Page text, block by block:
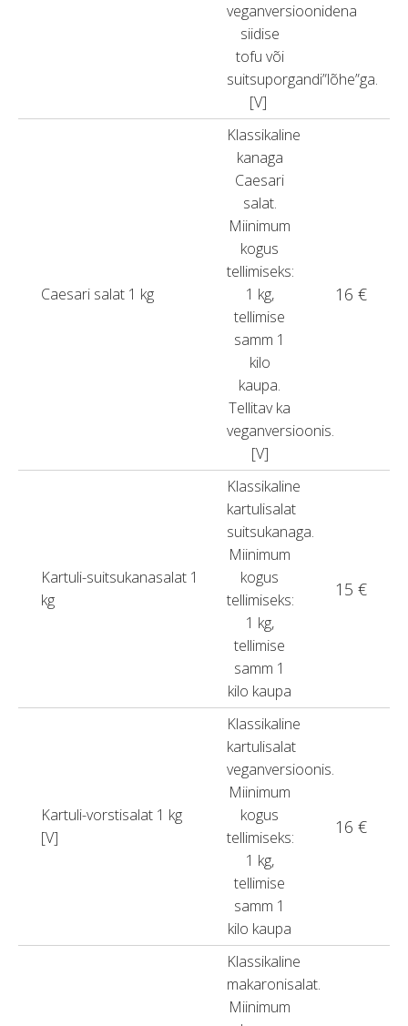
veganversioonidena
siidise
tofu või
suitsuporgandi”lõhe”ga.
[V]
Caesari salat 1 kg
Klassikaline
kanaga
Caesari
salat.
Miinimum
kogus
tellimiseks:
1 kg,
tellimise
samm 1
kilo
kaupa.
Tellitav ka
veganversioonis.
[V]
16 €
Kartuli-suitsukanasalat 1
kg
Klassikaline
kartulisalat
suitsukanaga.
Miinimum
kogus
tellimiseks:
1 kg,
tellimise
samm 1
kilo kaupa
15 €
Kartuli-vorstisalat 1 kg
[V]
Klassikaline
kartulisalat
veganversioonis.
Miinimum
kogus
tellimiseks:
1 kg,
tellimise
samm 1
kilo kaupa
16 €
Klassikaline
makaronisalat.
Miinimum